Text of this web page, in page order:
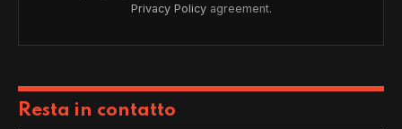
Privacy Policyagreement.
Resta in contatto